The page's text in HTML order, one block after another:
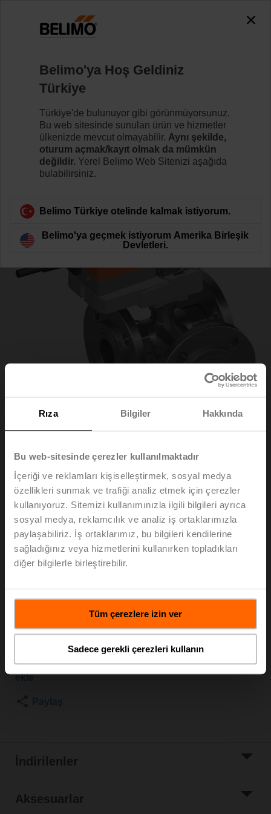
Rıza Bilgiler Hakkında
Bu web-sitesinde çerezler kullanılmaktadır
İçeriği ve reklamları kişiselleştirmek, sosyal medya
özellikleri sunmak ve trafiği analiz etmek için çerezler
kullanıyoruz. Sitemizi kullanımınızla ilgili bilgileri ayrıca
sosyal medya, reklamcılık ve analiz iş ortaklarımızla
paylaşabiliriz. İş ortaklarımız, bu bilgileri kendilerine
sağladığınız veya hizmetlerini kullanırken topladıkları
diğer bilgilerle birleştirebilir.
Tüm çerezlere izin ver
Sadece gerekli çerezleri kullanın
R7040R16-B3/NRC24A-SZ
Daha fazla bilgi
R7040R16-
B3/NRC24A-SZ
Küresel kontrol vanası, 3 yollu, DN 40, Flanş, PN 6, ps
600 kPa, Kvs 16 m³/h, Akışkan sıcaklığı -10...100°C
[14...212°F]
Proje listesine
ekle
İndirilenler
Aksesuarlar
Belimo'ya Hoş Geldiniz
Türkiye
Türkiye'de bulunuyor gibi görünmüyorsunuz.
Bu web sitesinde sunulan ürün ve hizmetler
ülkenizde mevcut olmayabilir. Aynı şekilde,
oturum açmak/kayıt olmak da mümkün
değildir. Yerel Belimo Web Sitenizi aşağıda
bulabilirsiniz.
Belimo Türkiye otelinde kalmak istiyorum.
Belimo'ya geçmek istiyorum Amerika Birleşik
Devletleri.